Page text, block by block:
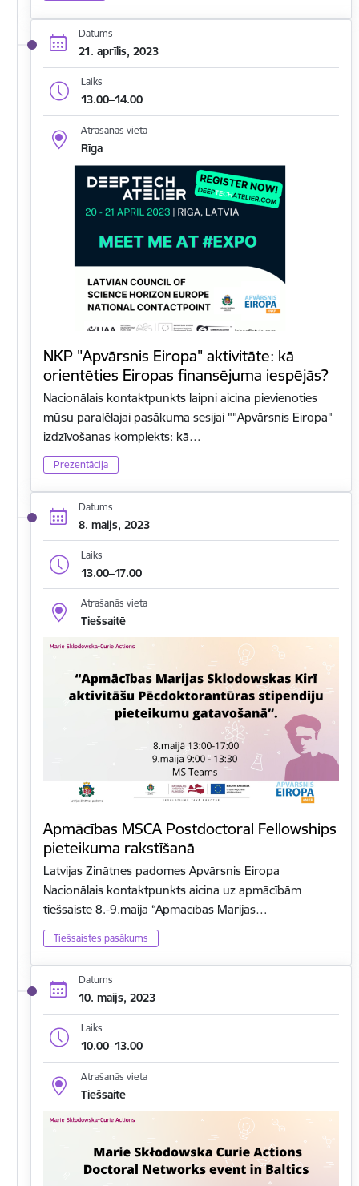
Datums
21. aprīlis, 2023
Laiks
13.00–14.00
Atrašanās vieta
Rīga
NKP "Apvārsnis Eiropa" aktivitāte: kā
orientēties Eiropas finansējuma iespējās?
Nacionālais kontaktpunkts laipni aicina pievienoties
mūsu paralēlajai pasākuma sesijai ""Apvārsnis Eiropa"
izdzīvošanas komplekts: kā…
Prezentācija
Datums
8. maijs, 2023
Laiks
13.00–17.00
Atrašanās vieta
Tiešsaitē
Apmācības MSCA Postdoctoral Fellowships
pieteikuma rakstīšanā
Latvijas Zinātnes padomes Apvārsnis Eiropa
Nacionālais kontaktpunkts aicina uz apmācībām
tiešsaistē 8.-9.maijā “Apmācības Marijas…
Tiešsaistes pasākums
Datums
10. maijs, 2023
Laiks
10.00–13.00
Atrašanās vieta
Tiešsaitē